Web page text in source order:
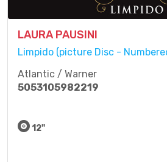
LAURA PAUSINI
Limpido (picture Disc -
Atlantic / Warner
5053105982219
12"